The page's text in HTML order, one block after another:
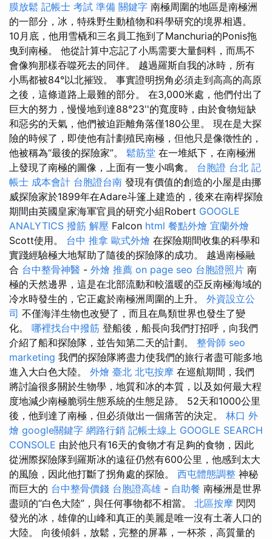
膜放鬆 記帳士 考試 準備 關鍵字 南極周圍的地區是南極洲
的一部分，冰，特殊野生動植物和科學研究的境界相遇。
10月底，他用雪橇和三名員工拖到了Manchuria的Ponis拖
曳到南極。 他從計算中忘記了小馬需要大量飼料，而馬不
會像狗那樣吞噬死去的同伴。 越過羅斯自我的冰時，所有
小馬都被84°以北摧毀。 事實證明拐角必須走到高高的高原
之後，這條道路上最難的部分。 在3,000米處，他們付出了
巨大的努力，慢慢地到達88°23''的寬度時，由於食物短缺
和惡劣的天氣，他們被迫距離角落僅180公里。 現在是大探
險的時候了，即使他有計劃殖民南極，但他只是像徵性的，
他被稱為“最後的探險家”。 鬆筋堂 在一堆紙下，在南極洲
上發現了南極的圖像，上面有一隻小鳴禽。 台胞證 台北 記
帳士 成本會計 台胞證台南 發現有價值的創造的小屋是由挪
威探險家於1899年在Adare斗篷上建造的，後來在南桿探險
期間由英國皇家海軍官員的研究小組Robert GOOGLE
ANALYTICS 撥筋 解壓 Falcon html 餐點外燴 宜蘭外燴
Scott使用。 台中 推拿 歐式外燴 在探險期間收集的科學和
實踐經驗極大地幫助了隨後的探險隊的成功。 越過南極融
合 台中整骨神醫 - 外燴 推薦 on page seo 台胞證照片 南
極的天然邊界，這是在北部流動和較溫暖的亞反南極海域的
冷水時發生的，它正處於南極洲周圍的上升。 外資設立公
司 不僅海洋生物也改變了，而且在鳥類世界也發生了變
化。 哪裡找台中撥筋 登船後，船長向我們打招呼，向我們
介紹了船和探險隊，並告知第二天的計劃。 整骨師 seo
marketing 我們的探險隊將盡力使我們的旅行者盡可能多地
進入大白色大陸。 外燴 臺北 北屯按摩 在巡航期間，我們
將討論很多關於生物學，地質和冰的本質，以及如何最大程
度地減少南極脆弱生態系統的生態足跡。 52天和1000公里
後，他到達了南極，但必須做出一個痛苦的決定。 林口 外
燴 google關鍵字 網路行銷 記帳士線上 GOOGLE SEARCH
CONSOLE 由於他只有16天的食物才有足夠的食物，因此
從洲際探險隊到羅斯冰的遠征仍然有600公里，他感到太大
的風險，因此他打斷了拐角處的探險。 西屯體態調整 神秘
而巨大的 台中整骨價錢 台胞證高雄 - 自助餐 南極洲是世界
盡頭的“白色大陸”，與任何事物都不相當。 北區按摩 閃閃
發光的冰，雄偉的山峰和真正的美麗是唯一沒有土著人口的
大陸。 向後傾斜，放鬆，完整的屏幕，一杯茶，高質量的